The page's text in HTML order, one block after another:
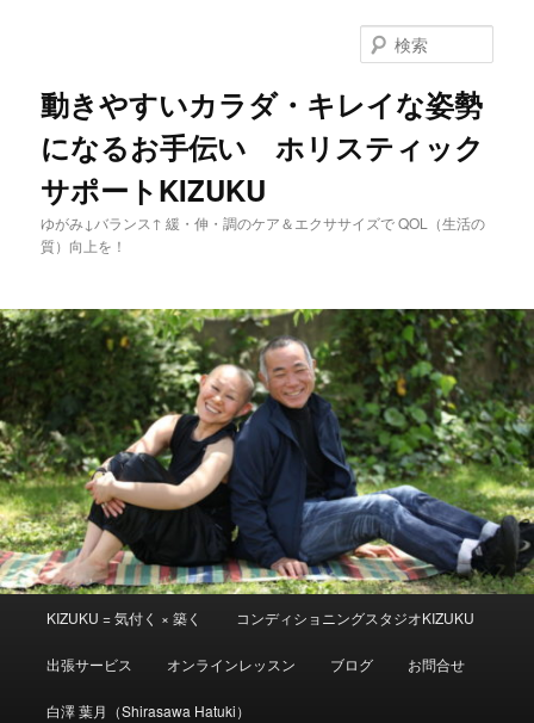
動きやすいカラダ・キレイな姿勢
になるお手伝い ホリスティック
サポートKIZUKU
ゆがみ↓バランス↑ 緩・伸・調のケア＆エクササイズで QOL（生活の
質）向上を！
索
KIZUKU = 気付く × 築く コンディショニングスタジオKIZUKU
出張サービス オンラインレッスン ブログ お問合せ
白澤 葉月（Shirasawa Hatuki）